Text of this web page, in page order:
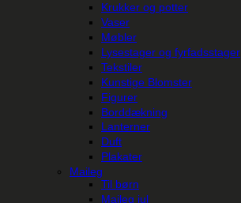
Krukker og potter
Vaser
Møbler
Lysestager og fyrfadsstager
Tekstiler
Kunstige Blomster
Figurer
Borddækning
Lanterner
Duft
Plakater
Maileg
Til børn
Maileg jul